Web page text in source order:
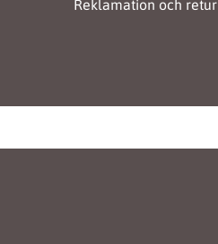
Reklamation och retur